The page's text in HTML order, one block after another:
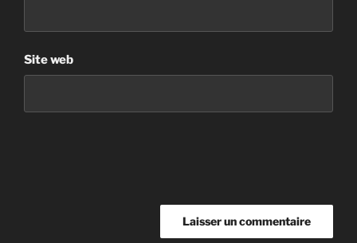
Site web